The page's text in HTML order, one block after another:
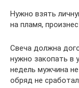
Нужно взять
на пламя,
Свеча должна
нужно закопать в
недель мужчина
обряд не